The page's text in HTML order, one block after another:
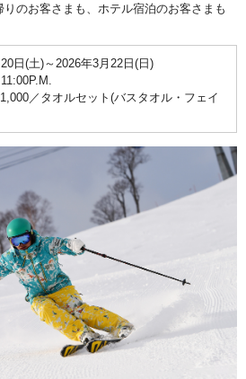
のお客さまも、ホテル宿泊のお客さまも
日(土)～2026年3月22日(日)
／タオルセット(バスタオル・フェイ